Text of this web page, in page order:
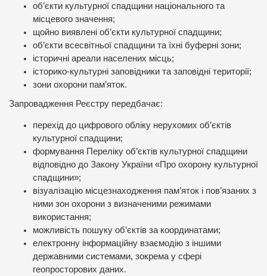
об’єкти культурної спадщини національного та
місцевого значення;
щойно виявлені об’єкти культурної спадщини;
об’єкти всесвітньої спадщини та їхні буферні зони;
історичні ареали населених місць;
історико-культурні заповідники та заповідні території;
зони охорони пам’яток.
Запровадження Реєстру передбачає:
перехід до цифрового обліку нерухомих об’єктів
культурної спадщини;
формування Переліку об’єктів культурної спадщини
відповідно до Закону України «Про охорону культурної
спадщини»;
візуалізацію місцезнаходження пам’яток і пов’язаних з
ними зон охорони з визначеними режимами
використання;
можливість пошуку об’єктів за координатами;
електронну інформаційну взаємодію з іншими
державними системами, зокрема у сфері
геопросторових даних.